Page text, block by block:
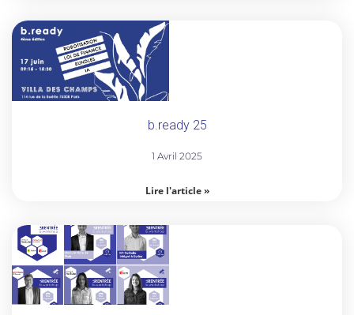
b.ready 25
1 Avril 2025
Lire l'article »